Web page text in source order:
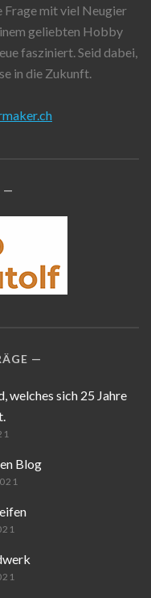
Frage mit viel Neugier
geliebten Hobby
fasziniert. Seid dabei,
in die Zukunft.
welches sich 25 Jahre
Blog